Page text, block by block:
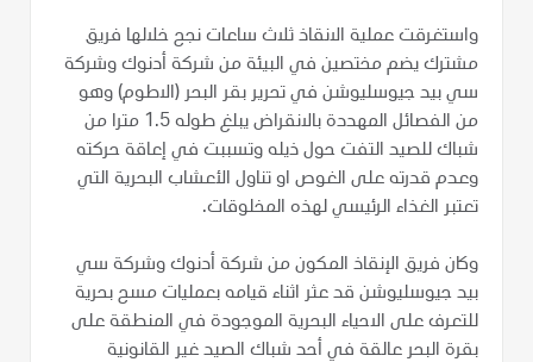
واستغرقت عملية الانقاذ ثلاث ساعات نجح خلالها فريق
مشترك يضم مختصين في البيئة من شركة أدنوك وشركة
سي بيد جيوسليوشن في تحرير بقر البحر (الاطوم) وهو
من الفصائل المهددة بالانقراض يبلغ طوله 1.5 مترا من
شباك للصيد التفت حول ذيله وتسببت في إعاقة حركته
وعدم قدرته على الغوص او تناول الأعشاب البحرية التي
تعتبر الغذاء الرئيسي لهذه المخلوقات.
وكان فريق الإنقاذ المكون من شركة أدنوك وشركة سي
بيد جيوسليوشن قد عثر اثناء قيامه بعمليات مسح بحرية
للتعرف على الاحياء البحرية الموجودة في المنطقة على
بقرة البحر عالقة في أحد شباك الصيد غير القانونية